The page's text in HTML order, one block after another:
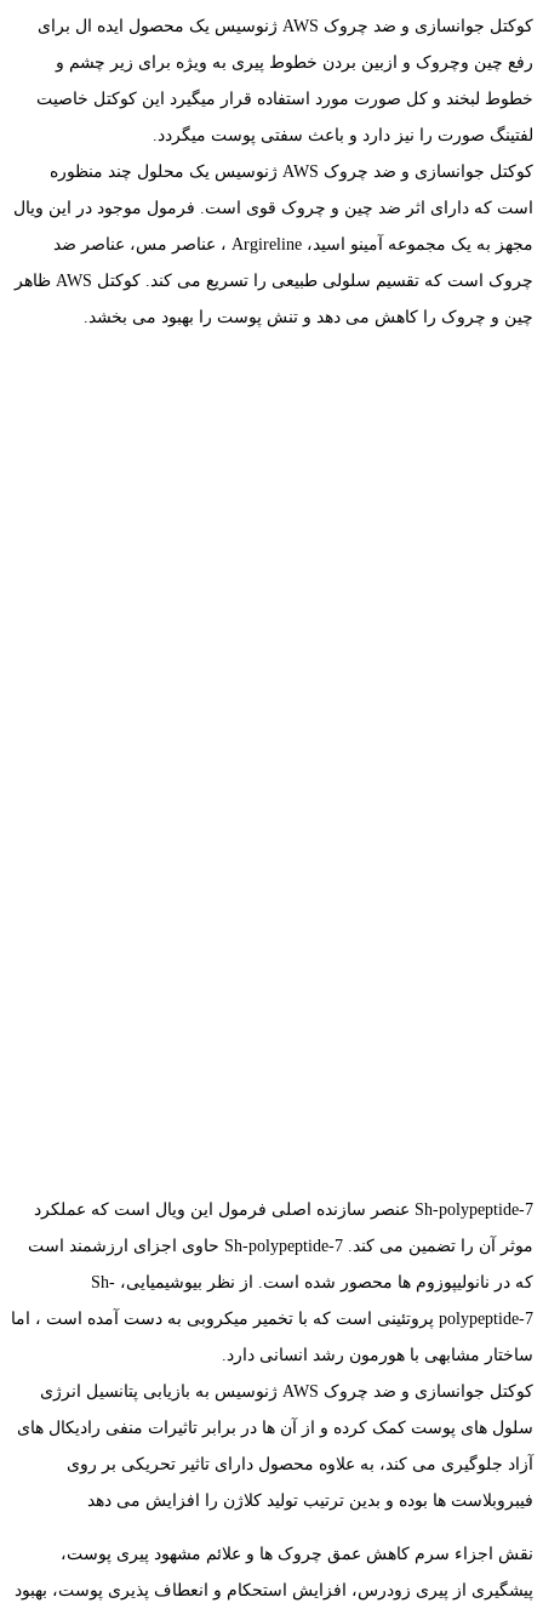
کوکتل جوانسازی و ضد چروک AWS ژنوسیس یک محصول ایده ال برای
رفع چین وچروک و ازبین بردن خطوط پیری به ویژه برای زیر چشم و
خطوط لبخند و کل صورت مورد استفاده قرار میگیرد این کوکتل خاصیت
لفتینگ صورت را نیز دارد و باعث سفتی پوست میگردد.
کوکتل جوانسازی و ضد چروک AWS ژنوسیس یک محلول چند منظوره
است که دارای اثر ضد چین و چروک قوی است. فرمول موجود در این ویال
مجهز به یک مجموعه آمینو اسید، Argireline ، عناصر مس، عناصر ضد
چروک است که تقسیم سلولی طبیعی را تسریع می کند. کوکتل AWS ظاهر
چین و چروک را کاهش می دهد و تنش پوست را بهبود می بخشد.
Sh-polypeptide-7 عنصر سازنده اصلی فرمول این ویال است که عملکرد
موثر آن را تضمین می کند. Sh-polypeptide-7 حاوی اجزای ارزشمند است
که در نانولیپوزوم ها محصور شده است. از نظر بیوشیمیایی، Sh-
polypeptide-7 پروتئینی است که با تخمیر میکروبی به دست آمده است ، اما
ساختار مشابهی با هورمون رشد انسانی دارد.
کوکتل جوانسازی و ضد چروک AWS ژنوسیس به بازیابی پتانسیل انرژی
سلول های پوست کمک کرده و از آن ها در برابر تاثیرات منفی رادیکال های
آزاد جلوگیری می کند، به علاوه محصول دارای تاثیر تحریکی بر روی
فیبروبلاست ها بوده و بدین ترتیب تولید کلاژن را افزایش می دهد
نقش اجزاء سرم کاهش عمق چروک ها و علائم مشهود پیری پوست،
پیشگیری از پیری زودرس، افزایش استحکام و انعطاف پذیری پوست، بهبود